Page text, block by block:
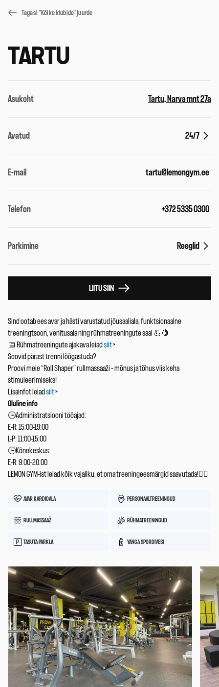
Tagasi "Kõike klubide" juurde
Sind ootab ees avar ja hästi varustatud jõusaaliala, funktsionaalne
treeningtsoon, venitusala ning rühmatreeningute saal 💪🍋
📅 Rühmatreeningute ajakava leiad siit>
Soovid pärast trenni lõõgastuda?
Proovi meie “Roll Shaper” rullmassaaži – mõnus ja tõhus viis keha
stimuleerimiseks!
Lisainfot leiad siit>
Oluline info
🕒Administratsiooni tööajad:
E-R: 15:00-19:00
L-P: 11:00-15:00
🕒Kõnekeskus:
E-R: 9:00-20:00
LEMON GYM-ist leiad kõik vajaliku, et oma treeningeesmärgid saavutada!🏋️‍♂️
AVAR KARDIOALA PERSONAALTREENINGUD
RULLMASSAAŽ RÜHMATREENINGUD
TASUTA PARKLA YANGA SPORDIVESI
Asukoht Tartu, Narva mnt 27a
Avatud 24/7
E-mail tartu@lemongym.ee
Telefon +372 5335 0300
Parkimine Reeglid
LIITU SIIN
TARTU